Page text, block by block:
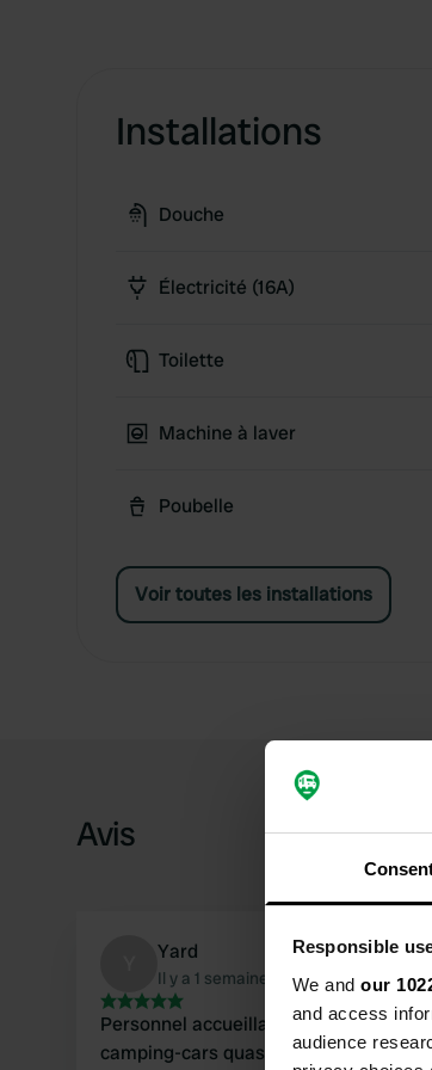
Responsible
We and our
and access
audience
Installations
Douche
Électricité (16A)
Toilette
Machine à laver
Poubelle
Voir toutes les installations
Avis
Yard
Il y a 1 semaine
Personnel accueillant et camping
camping-cars quasiment en bord de